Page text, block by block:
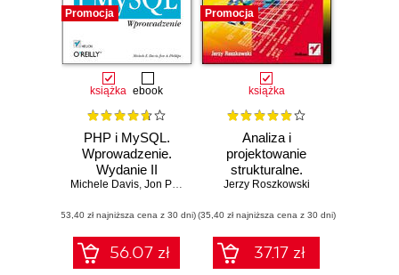
Promocja
książka ebook
PHP i MySQL.
Wprowadzenie.
Wydanie II
Michele Davis, Jon Phillips
(53,40 zł najniższa cena z 30 dni)
56.07 zł
Promocja
książka
Analiza i
projektowanie
strukturalne.
Wydanie III
Jerzy Roszkowski
(35,40 zł najniższa cena z 30 dni)
37.17 zł